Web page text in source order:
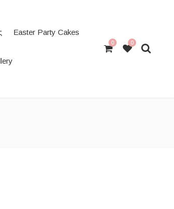
Easter Party Cakes
0 0